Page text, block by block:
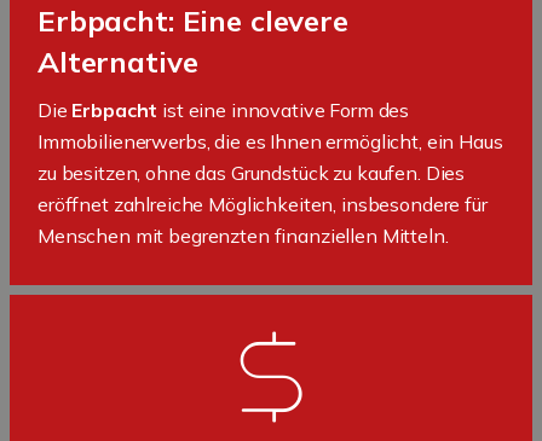
Erbpacht: Eine clevere
Alternative
Die Erbpacht ist eine innovative Form des
Immobilienerwerbs, die es Ihnen ermöglicht, ein Haus
zu besitzen, ohne das Grundstück zu kaufen. Dies
eröffnet zahlreiche Möglichkeiten, insbesondere für
Menschen mit begrenzten finanziellen Mitteln.